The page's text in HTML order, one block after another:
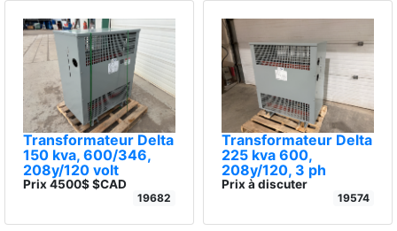
Transformateur Delta
150 kva, 600/346,
208y/120 volt
Prix 4500$ $CAD
19682
Transformateur Delta
225 kva 600,
208y/120, 3 ph
Prix à discuter
19574